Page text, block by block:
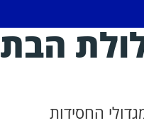
הבת
החסידות